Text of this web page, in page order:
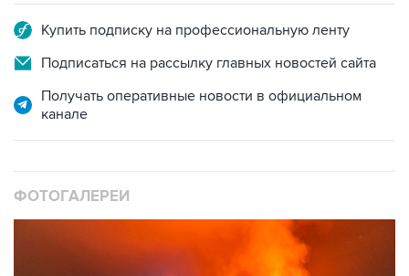
Купить подписку на профессиональную ленту
Подписаться на рассылку главных новостей сайта
Получать оперативные новости в официальном
канале
ФОТОГАЛЕРЕИ